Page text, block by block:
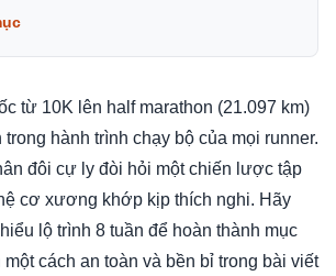
từ 10K lên half marathon (21.097 km)
hành trình chạy bộ của mọi runner.
đôi cự ly đòi hỏi một chiến lược tập
cơ xương khớp kịp thích nghi. Hãy
lộ trình 8 tuần để hoàn thành mục
cách an toàn và bền bỉ trong bài viết